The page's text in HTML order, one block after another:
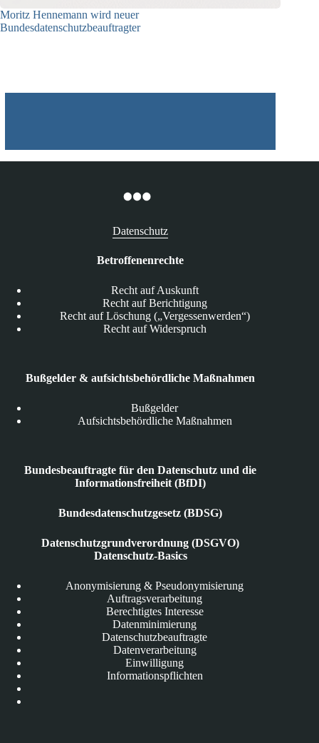
Moritz Hennemann wird neuer
Bundesdatenschutzbeauftragter
Datenschutz
Betroffenenrechte
Recht auf Auskunft
Recht auf Berichtigung
Recht auf Löschung („Vergessenwerden“)
Recht auf Widerspruch
Bußgelder & aufsichtsbehördliche Maßnahmen
Bußgelder
Aufsichtsbehördliche Maßnahmen
Bundesbeauftragte für den Datenschutz und die
Informationsfreiheit (BfDI)
Bundesdatenschutzgesetz (BDSG)
Datenschutzgrundverordnung (DSGVO)
Datenschutz-Basics
Anonymisierung & Pseudonymisierung
Auftragsverarbeitung
Berechtigtes Interesse
Datenminimierung
Datenschutzbeauftragte
Datenverarbeitung
Einwilligung
Informationspflichten